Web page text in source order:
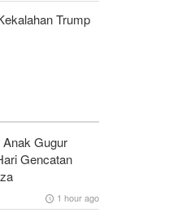
Trump
Gugur
Gencatan
1 hour ago